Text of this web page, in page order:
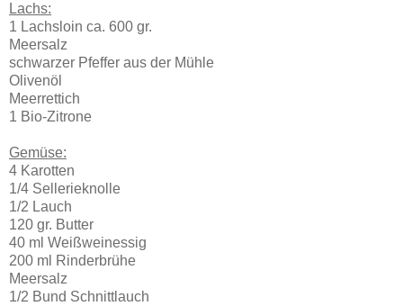
Lachs:
1 Lachsloin ca. 600 gr.
Meersalz
schwarzer Pfeffer aus der Mühle
Olivenöl
Meerrettich
1 Bio-Zitrone
Gemüse:
4 Karotten
1/4 Sellerieknolle
1/2 Lauch
120 gr. Butter
40 ml Weißweinessig
200 ml Rinderbrühe
Meersalz
1/2 Bund Schnittlauch